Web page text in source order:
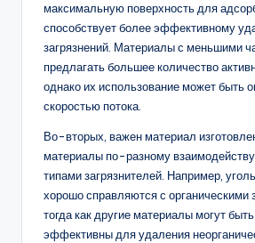
максимальную поверхность для
способствует более эффективному
загрязнений. Материалы с меньшими
предлагать большее количество
однако их использование может быть
скоростью потока.
Во-вторых, важен материал
материалы по-разному
типами загрязнителей. Например,
хорошо справляются с органическими
тогда как другие материалы могут
эффективны для удаления